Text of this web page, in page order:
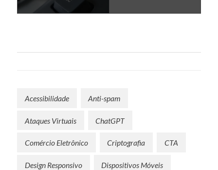
Ô
I
O
Acessibilidade Anti-spam
Ataques Virtuais ChatGPT
Comércio Eletrônico Criptografia CTA
Design Responsivo Dispositivos Móveis